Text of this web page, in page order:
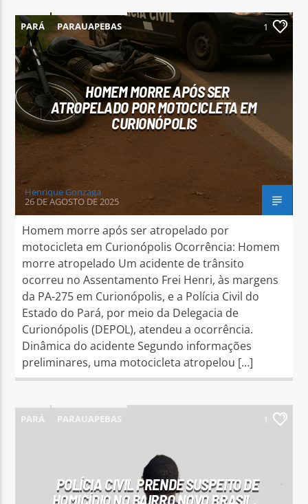
PARÁ PARAUAPEBAS 1
HOMEM MORRE APÓS SER
ATROPELADO POR MOTOCICLETA EM
CURIONÓPOLIS
Henrique Gonzaga
26 DE AGOSTO DE 2025
Homem morre após ser atropelado por
motocicleta em Curionópolis Ocorrência: Homem
morre atropelado Um acidente de trânsito
ocorreu no Assentamento Frei Henri, às margens
da PA-275 em Curionópolis, e a Polícia Civil do
Estado do Pará, por meio da Delegacia de
Curionópolis (DEPOL), atendeu a ocorrência.
Dinâmica do acidente Segundo informações
preliminares, uma motocicleta atropelou […]
PARÁ PARAUAPEBAS 1
POLÍCIA CIVIL PRENDE SUSPEITO DE
HOMICÍDIO NO BAIRRO NOVO BRASIL,